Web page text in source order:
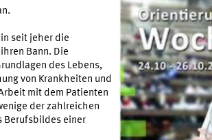
seit jeher die
Bann. Die
des Lebens,
von Krankheiten und
mit dem Patienten
der zahlreichen
Berufsbildes einer